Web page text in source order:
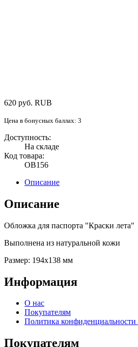
620 руб. RUB
Цена в бонусных баллах: 3
Доступность:
На складе
Код товара:
OB156
Описание
Описание
Обложка для паспорта "Краски лета"
Выполнена из натуральной кожи
Размер: 194x138 мм
Информация
О нас
Покупателям
Политика
Покупателям